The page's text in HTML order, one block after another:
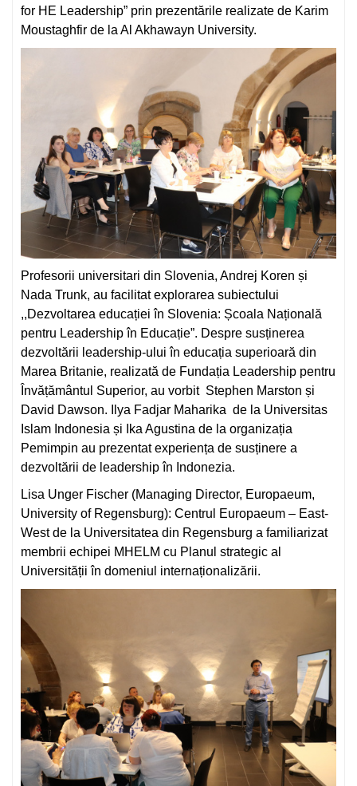
for HE Leadership” prin prezentările realizate de Karim
Moustaghfir de la Al Akhawayn University.
Profesorii universitari din Slovenia, Andrej Koren și
Nada Trunk, au facilitat explorarea subiectului
,,Dezvoltarea educației în Slovenia: Școala Națională
pentru Leadership în Educație”. Despre susținerea
dezvoltării leadership-ului în educația superioară din
Marea Britanie, realizată de Fundația Leadership pentru
Învățământul Superior, au vorbit Stephen Marston și
David Dawson. Ilya Fadjar Maharika de la Universitas
Islam Indonesia și Ika Agustina de la organizația
Pemimpin au prezentat experiența de susținere a
dezvoltării de leadership în Indonezia.
Lisa Unger Fischer (Managing Director, Europaeum,
University of Regensburg): Centrul Europaeum – East-
West de la Universitatea din Regensburg a familiarizat
membrii echipei MHELM cu Planul strategic al
Universității în domeniul internaționalizării.